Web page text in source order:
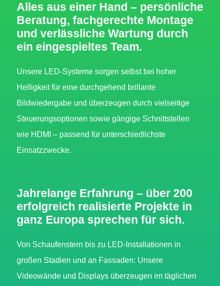
Alles aus einer Hand – persönliche
Beratung, fachgerechte Montage
und verlässliche Wartung durch
ein eingespieltes Team.
Unsere LED-Systeme sorgen selbst bei hoher
Helligkeit für eine durchgehend brillante
Bildwiedergabe und überzeugen durch vielseitige
Steuerungsoptionen sowie gängige Schnittstellen
wie HDMI – passend für unterschiedlichste
Einsatzzwecke.
Jahrelange Erfahrung – über 200
erfolgreich realisierte Projekte in
ganz Europa sprechen für sich.
Von Schaufenstern bis zu LED-Installationen in
großen Stadien und an Fassaden: Unsere
Videowände und Displays überzeugen im täglichen